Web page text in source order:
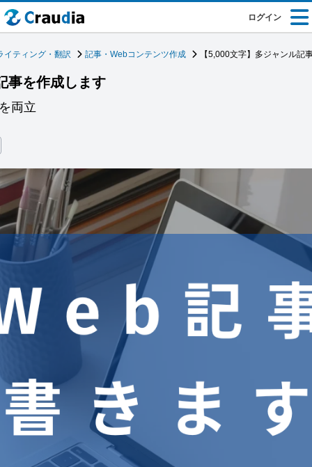
ログイン
イティング・翻訳 記事・Webコンテンツ作成 【5,000文字】多ジャンル記
事を作成します
両立